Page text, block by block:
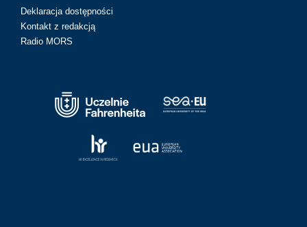
Deklaracja dostępności
Kontakt z redakcją
Radio MORS